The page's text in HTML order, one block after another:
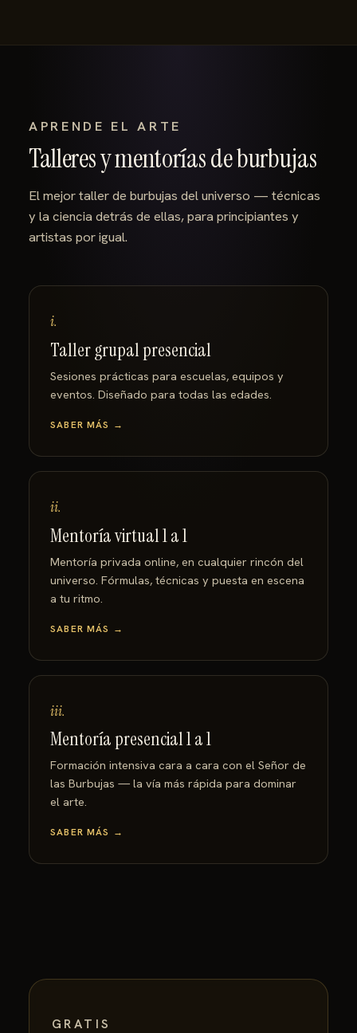
APRENDE EL ARTE
Talleres y mentorías de burbujas
El mejor taller de burbujas del universo — técnicas
y la ciencia detrás de ellas, para principiantes y
artistas por igual.
i.
Taller grupal presencial
Sesiones prácticas para escuelas, equipos y
eventos. Diseñado para todas las edades.
SABER MÁS →
ii.
Mentoría virtual 1 a 1
Mentoría privada online, en cualquier rincón del
universo. Fórmulas, técnicas y puesta en escena
a tu ritmo.
SABER MÁS →
iii.
Mentoría presencial 1 a 1
Formación intensiva cara a cara con el Señor de
las Burbujas — la vía más rápida para dominar
el arte.
SABER MÁS →
GRATIS